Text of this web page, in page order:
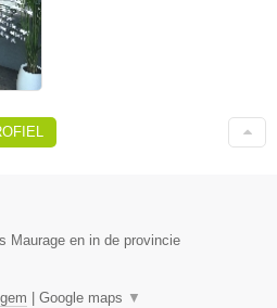
Maurage en in de provincie
Google maps ▼